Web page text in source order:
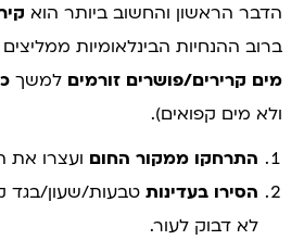
הדבר הראשון והחשוב ביותר הוא
ברוב ההנחיות הבינלאומיות
מים קרירים/פושרים זורמים למשך כ-
ולא מים קפואים).
התרחקו ממקור החום ועצרו את
הסירו בעדינות טבעות/שעון/בגד
לא דבוק לעור.